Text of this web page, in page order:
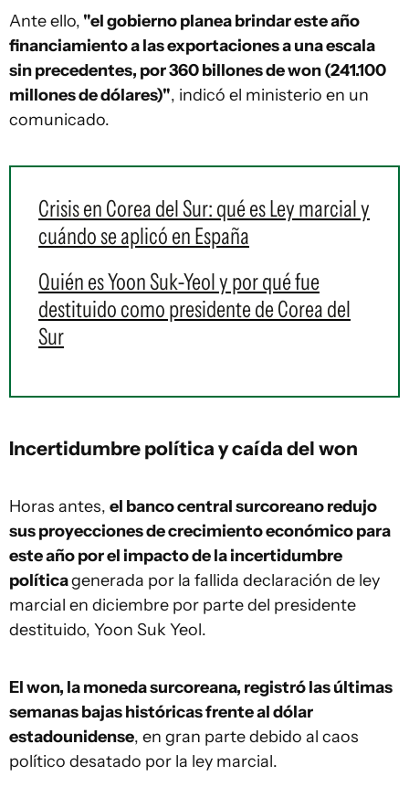
Ante ello, "el gobierno planea brindar este año
financiamiento a las exportaciones a una escala
sin precedentes, por 360 billones de won (241.100
millones de dólares)", indicó el ministerio en un
comunicado.
Crisis en Corea del Sur: qué es Ley marcial y
cuándo se aplicó en España
Quién es Yoon Suk-Yeol y por qué fue
destituido como presidente de Corea del
Sur
Incertidumbre política y caída del won
Horas antes, el banco central surcoreano redujo
sus proyecciones de crecimiento económico para
este año por el impacto de la incertidumbre
políticagenerada por la fallida declaración de ley
marcial en diciembre por parte del presidente
destituido, Yoon Suk Yeol.
El won, la moneda surcoreana, registró las últimas
semanas bajas históricas frente al dólar
estadounidense, en gran parte debido al caos
político desatado por la ley marcial.